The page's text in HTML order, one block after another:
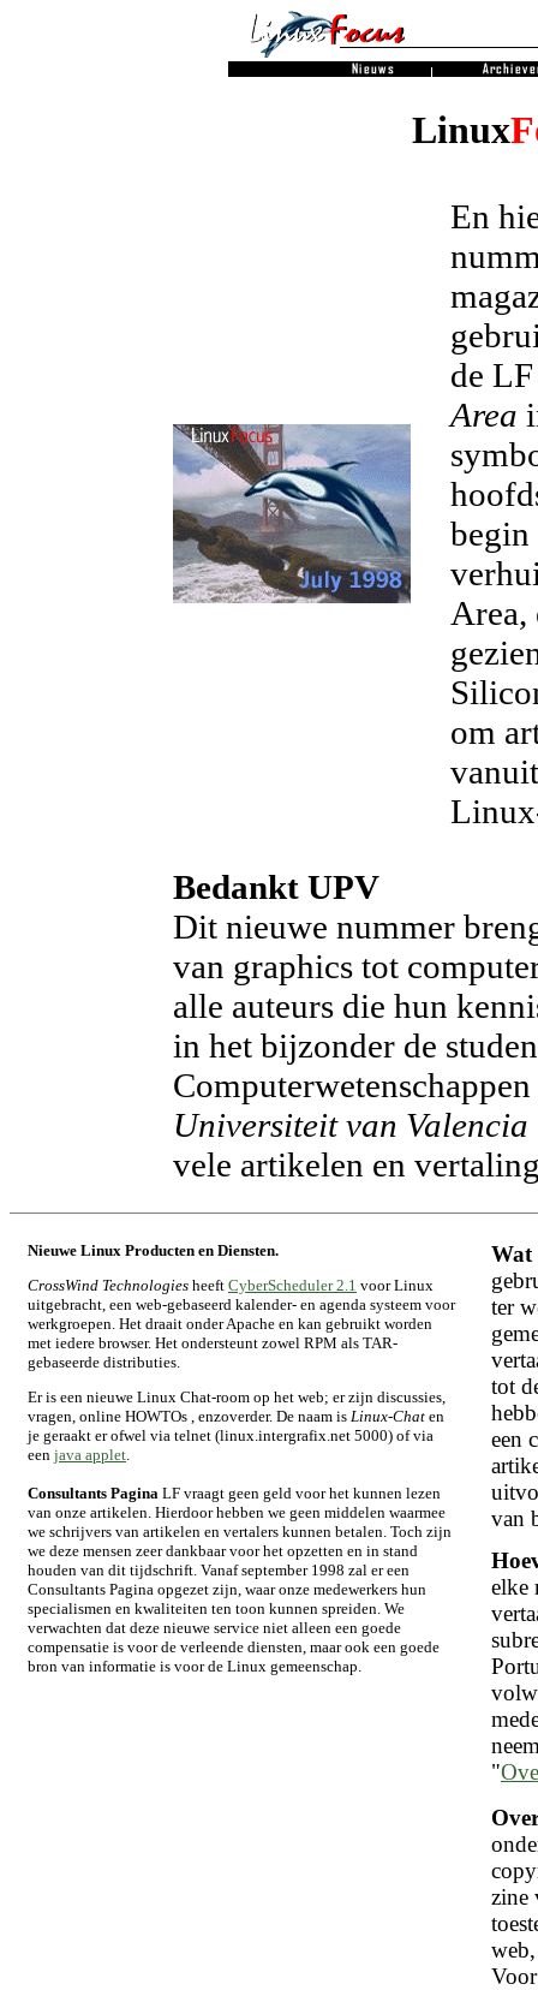
Linux
En
de
Area
begin
Area,
om
Bedankt UPV
Dit nieuwe nummer
van graphics tot
alle auteurs die hun
in het bijzonder de
Universiteit van Valencia
vele artikelen en
Nieuwe Linux Producten en Diensten.
CrossWind Technologies heeft CyberScheduler 2.1 voor Linux
uitgebracht, een web-gebaseerd kalender- en agenda systeem voor
werkgroepen. Het draait onder Apache en kan gebruikt worden
met iedere browser. Het ondersteunt zowel RPM als TAR-
gebaseerde distributies.
Er is een nieuwe Linux Chat-room op het web; er zijn discussies,
vragen, online HOWTOs , enzoverder. De naam is Linux-Chat en
je geraakt er ofwel via telnet (linux.intergrafix.net 5000) of via
een java applet
Consultants Pagina LF vraagt geen geld voor het kunnen lezen
van onze artikelen. Hierdoor hebben we geen middelen waarmee
we schrijvers van artikelen en vertalers kunnen betalen. Toch zijn
we deze mensen zeer dankbaar voor het opzetten en in stand
houden van dit tijdschrift. Vanaf september 1998 zal er een
Consultants Pagina opgezet zijn, waar onze medewerkers hun
specialismen en kwaliteiten ten toon kunnen spreiden. We
verwachten dat deze nieuwe service niet alleen een goede
compensatie is voor de verleende diensten, maar ook een goede
bron van informatie is voor de Linux gemeenschap.
Wat
ter
tot
een
van
elke
"
zine